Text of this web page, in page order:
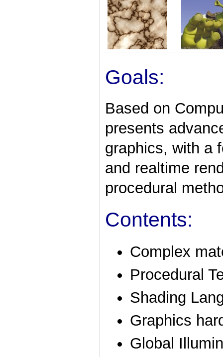
Goals:
Based on
presents
graphics, with a
and realtime
procedural
Contents:
Complex
Procedural
Shading
Graphics
Global